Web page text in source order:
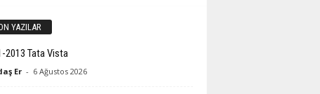
YAZILAR
2013 Tata Vista
Er - 6 Ağustos 2026